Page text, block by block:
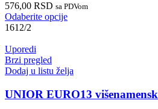
576,00 RSD sa PDVom
Odaberite opcije
1612/2
Uporedi
Brzi pregled
Dodaj u listu želja
UNIOR EURO13